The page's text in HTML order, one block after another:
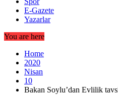
E-Gazete
Yazarlar
You are here
Home
2020
Nisan
10
Bakan Soylu’dan Evlilik